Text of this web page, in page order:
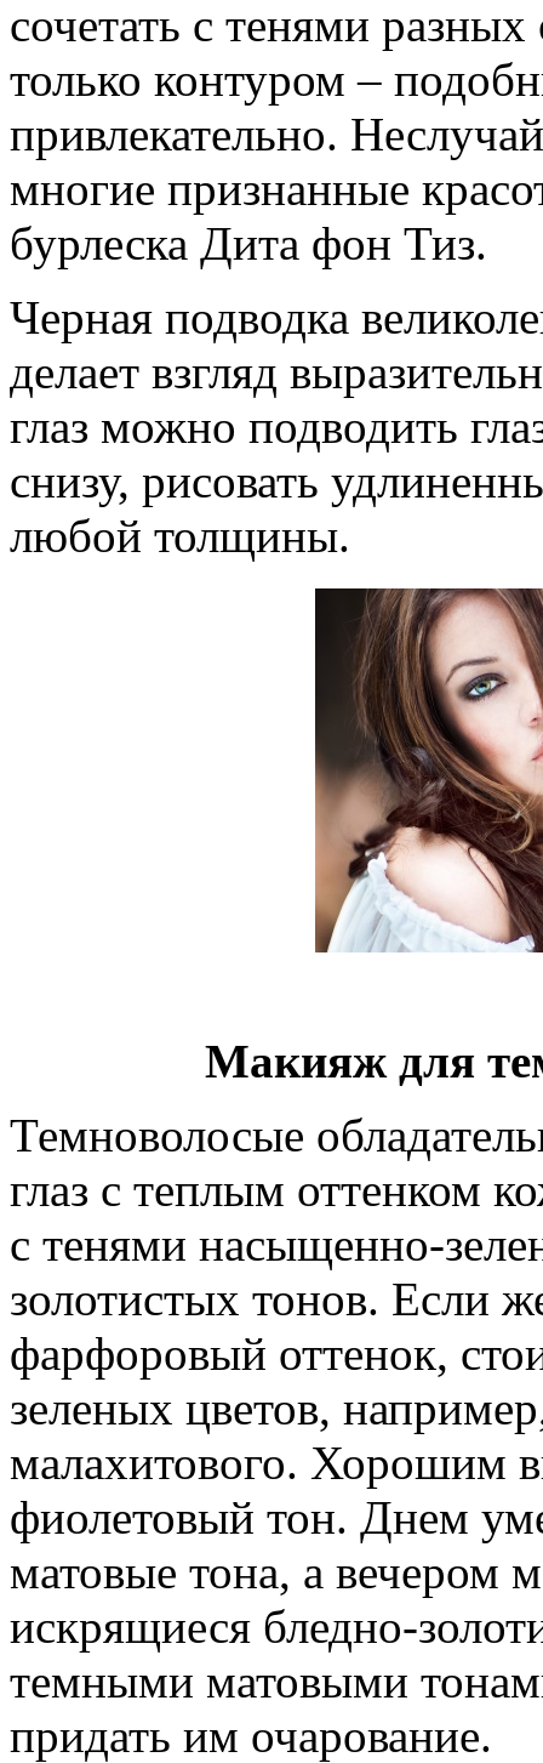
сочетать с тенями
только контуром –
привлекательно.
многие признанные
бурлеска Дита фон Тиз.
Черная подводка
делает взгляд
глаз можно подводить
снизу, рисовать
любой толщины.
Макияж для
Темноволосые
глаз с теплым оттенком
с тенями насыщенно-
золотистых тонов. Если
фарфоровый оттенок,
зеленых цветов,
малахитового. Хорошим
фиолетовый тон. Днем
матовые тона, а вечером
искрящиеся бледно-
темными матовыми
придать им очарование.